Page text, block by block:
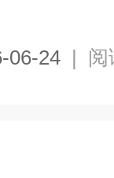
06-24 | 阅